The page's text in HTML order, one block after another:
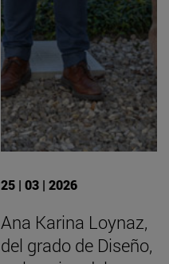
25 | 03 | 2026
Ana Karina Loynaz,
del grado de Diseño,